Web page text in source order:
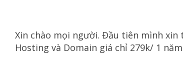
Xin chào mọi người. Đầu tiên mình
Hosting và Domain giá chỉ 279k/ 1